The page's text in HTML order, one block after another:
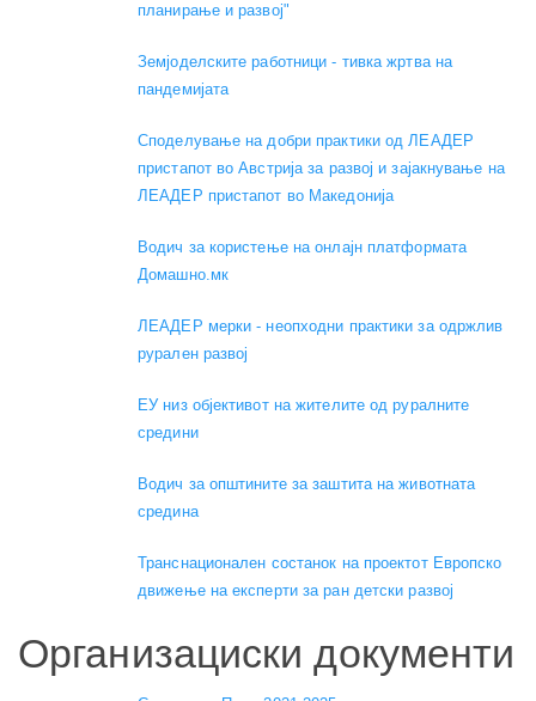
планирање и развој"
Земјоделските работници - тивка жртва на
пандемијата
Споделување на добри практики од ЛЕАДЕР
пристапот во Австрија за развој и зајакнување на
ЛЕАДЕР пристапот во Македонија
Водич за користење на онлајн платформата
Домашно.мк
ЛЕАДЕР мерки - неопходни практики за одржлив
рурален развој
ЕУ низ објективот на жителите од руралните
средини
Водич за општините за заштита на животната
средина
Транснационален состанок на проектот Европско
движење на експерти за ран детски развој
Организациски документи